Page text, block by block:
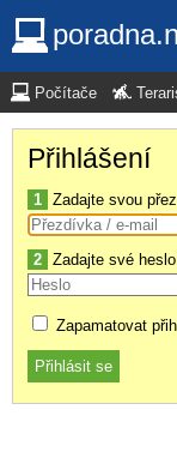
Počítače
Přihlášení
1 Zadajte svou
2 Zadajte své
Zapamatovat